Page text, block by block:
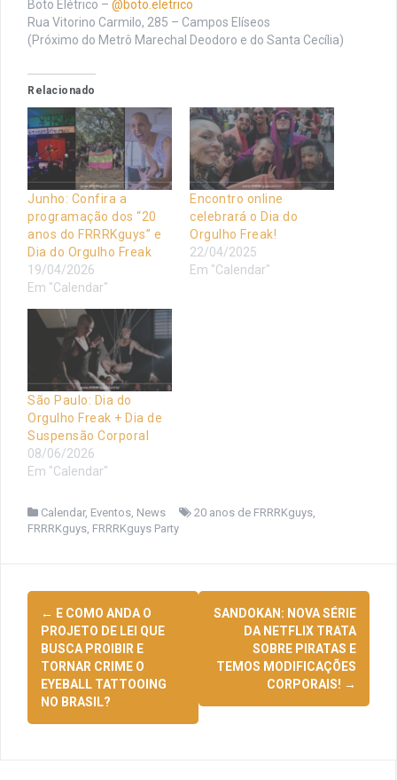
Boto Elétrico – @boto.eletrico
Rua Vitorino Carmilo, 285 – Campos Elíseos
(Próximo do Metrô Marechal Deodoro e do Santa Cecília)
Relacionado
Junho: Confira a
programação dos “20
anos do FRRRKguys” e
Dia do Orgulho Freak
19/04/2026
Em "Calendar"
Encontro online
celebrará o Dia do
Orgulho Freak!
22/04/2025
Em "Calendar"
São Paulo: Dia do
Orgulho Freak + Dia de
Suspensão Corporal
08/06/2026
Em "Calendar"
Calendar, Eventos, News 20 anos de FRRRKguys,
FRRRKguys, FRRRKguys Party
Navegação
de
posts
← E COMO ANDA O
PROJETO DE LEI QUE
BUSCA PROIBIR E
TORNAR CRIME O
EYEBALL TATTOOING
NO BRASIL?
SANDOKAN: NOVA SÉRIE
DA NETFLIX TRATA
SOBRE PIRATAS E
TEMOS MODIFICAÇÕES
CORPORAIS! →